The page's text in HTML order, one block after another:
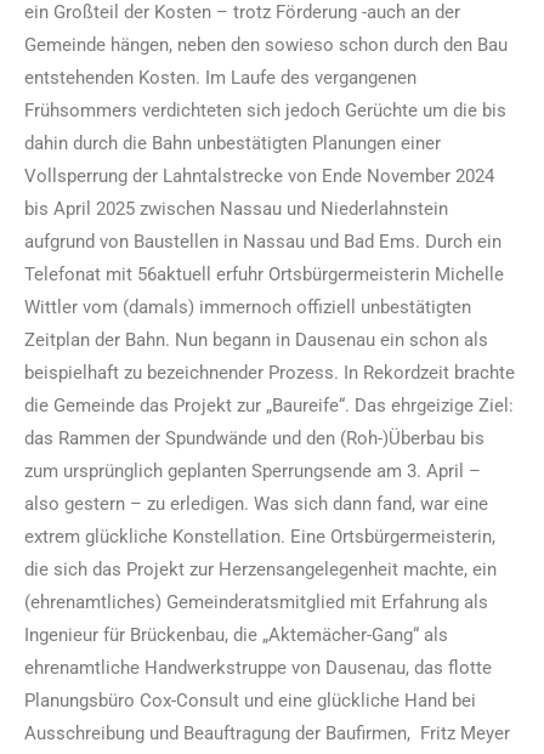
ein Großteil der Kosten – trotz Förderung -auch an der
Gemeinde hängen, neben den sowieso schon durch den Bau
entstehenden Kosten. Im Laufe des vergangenen
Frühsommers verdichteten sich jedoch Gerüchte um die bis
dahin durch die Bahn unbestätigten Planungen einer
Vollsperrung der Lahntalstrecke von Ende November 2024
bis April 2025 zwischen Nassau und Niederlahnstein
aufgrund von Baustellen in Nassau und Bad Ems. Durch ein
Telefonat mit 56aktuell erfuhr Ortsbürgermeisterin Michelle
Wittler vom (damals) immernoch offiziell unbestätigten
Zeitplan der Bahn. Nun begann in Dausenau ein schon als
beispielhaft zu bezeichnender Prozess. In Rekordzeit brachte
die Gemeinde das Projekt zur „Baureife“. Das ehrgeizige Ziel:
das Rammen der Spundwände und den (Roh-)Überbau bis
zum ursprünglich geplanten Sperrungsende am 3. April –
also gestern – zu erledigen. Was sich dann fand, war eine
extrem glückliche Konstellation. Eine Ortsbürgermeisterin,
die sich das Projekt zur Herzensangelegenheit machte, ein
(ehrenamtliches) Gemeinderatsmitglied mit Erfahrung als
Ingenieur für Brückenbau, die „Aktemächer-Gang“ als
ehrenamtliche Handwerkstruppe von Dausenau, das flotte
Planungsbüro Cox-Consult und eine glückliche Hand bei
Ausschreibung und Beauftragung der Baufirmen, Fritz Meyer